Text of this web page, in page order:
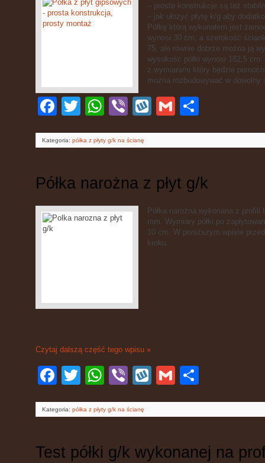
– proste konstrukcje są też
– jak ułożyć płytę k/g aby
Półkę którą wykonałem jest
wynosi 30 cm, a szerokość
75, ale równie dobrze można ją
wysokość półki wynosi 182,5
z wymiarami który będzie
można rozbudowywać w
Facebook
Twitter WhatsApp
Viber WykopGmail
Kategoria: półka z płyty g/k na ścianę
Półka narożna z płyt g/k
Półka narożna wykonana z
mm. Wymiary półki po
10 cm. W poniższym wpisie
kroku.
Czytaj dalszą część tego wpisu »
Facebook
Twitter WhatsApp
Viber WykopGmail
Kategoria: półka z płyty g/k na ścianę
Test półki g/k wykonanej na